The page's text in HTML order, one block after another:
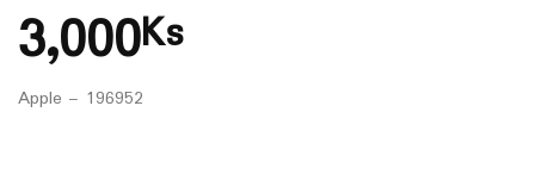
3,000Ks
Apple – 196952